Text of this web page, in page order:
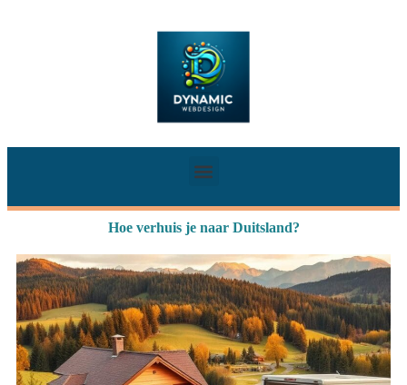
Hoe verhuis je naar Duitsland?